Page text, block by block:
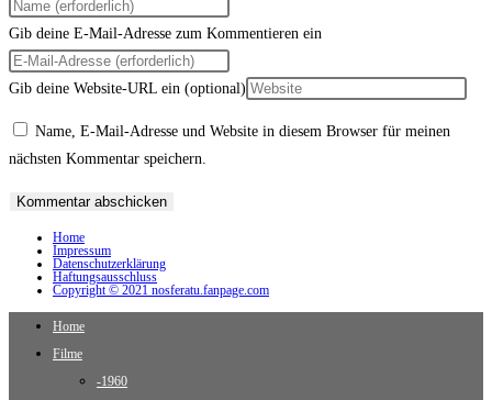
Gib deine E-Mail-Adresse zum Kommentieren ein
Gib deine Website-URL ein (optional)
Name, E-Mail-Adresse und Website in diesem Browser für meinen
nächsten Kommentar speichern.
Home
Impressum
Datenschutzerklärung
Haftungsausschluss
Copyright © 2021 nosferatu.fanpage.com
Home
Filme
-1960